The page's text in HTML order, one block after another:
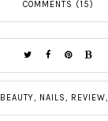
COMMENTS (15)
BEAUTY, NAILS, REVIEW,